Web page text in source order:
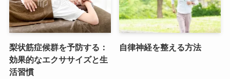
梨状筋症候群を予防する：
効果的なエクササイズと生
活習慣
自律神経を整える方法